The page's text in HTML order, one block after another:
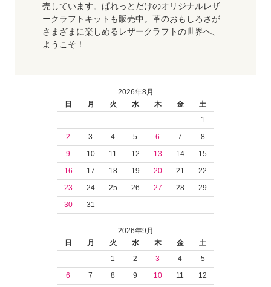
売しています。ぱれっとだけのオリジナルレザ
ークラフトキットも販売中。革のおもしろさが
さまざまに楽しめるレザークラフトの世界へ、
ようこそ！
2026年8月
日
月 火 水 木 金
土
1
2
3 4 5 6 7
8
9
10 11 12 13 14
15
16
17 18 19 20 21
22
23
24 25 26 27 28
29
30
31
2026年9月
日
月 火 水 木 金
土
1
2 3 4
5
6
7 8 9 10 11
12